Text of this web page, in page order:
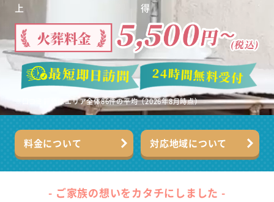
上
得
※口コミ評価はエリア全体86件の平均（2026年8月時点）
料金について 対応地域について
- ご家族の想いをカタチにしました -